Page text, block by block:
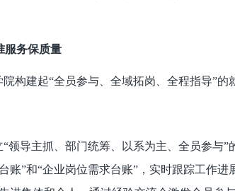
服务保质量
构建起“全员参与、全域拓岗、全程指导”的
领导主抓、部门统筹、以系为主、全员参与
账”和“企业岗位需求台账”，实时跟踪工作